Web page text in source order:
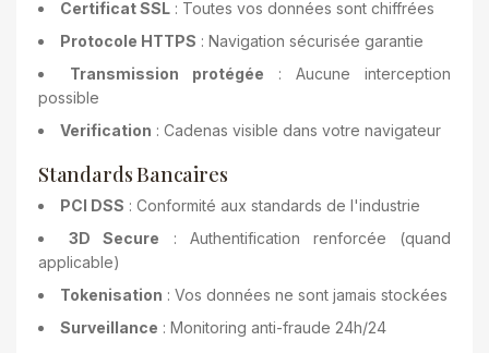
Certificat SSL : Toutes vos données sont chiffrées
Protocole HTTPS : Navigation sécurisée garantie
Transmission protégée : Aucune interception
possible
Verification : Cadenas visible dans votre navigateur
Standards Bancaires
PCI DSS : Conformité aux standards de l'industrie
3D Secure : Authentification renforcée (quand
applicable)
Tokenisation : Vos données ne sont jamais stockées
Surveillance : Monitoring anti-fraude 24h/24